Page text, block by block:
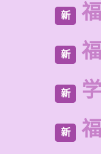
新
新
新
新